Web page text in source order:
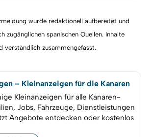
wurde redaktionell aufbereitet und
zugänglichen spanischen Quellen. Inhalte
verständlich zusammengefasst.
– Kleinanzeigen für die Kanaren
Kleinanzeigen für alle Kanaren-
Jobs, Fahrzeuge, Dienstleistungen
Angebote entdecken oder kostenlos